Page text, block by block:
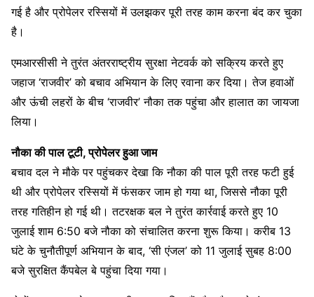
गई है और प्रोपेलर रस्सियों में उलझकर पूरी तरह काम करना बंद कर चुका
है।
एमआरसीसी ने तुरंत अंतरराष्ट्रीय सुरक्षा नेटवर्क को सक्रिय करते हुए
जहाज ‘राजवीर’ को बचाव अभियान के लिए रवाना कर दिया। तेज हवाओं
और ऊंची लहरों के बीच ‘राजवीर’ नौका तक पहुंचा और हालात का जायजा
लिया।
नौका की पाल टूटी, प्रोपेलर हुआ जाम
बचाव दल ने मौके पर पहुंचकर देखा कि नौका की पाल पूरी तरह फटी हुई
थी और प्रोपेलर रस्सियों में फंसकर जाम हो गया था, जिससे नौका पूरी
तरह गतिहीन हो गई थी। तटरक्षक बल ने तुरंत कार्रवाई करते हुए 10
जुलाई शाम 6:50 बजे नौका को संचालित करना शुरू किया। करीब 13
घंटे के चुनौतीपूर्ण अभियान के बाद, ‘सी एंजल’ को 11 जुलाई सुबह 8:00
बजे सुरक्षित कैंपबेल बे पहुंचा दिया गया।